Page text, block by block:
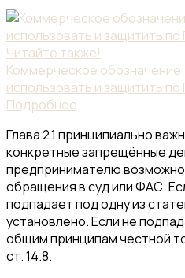
Читайте также!
Коммерческое обозначение:
использовать и защитить по
Подробнее
Глава 2.1 принципиально
конкретные запрещённые
предпринимателю
обращения в суд или ФАС.
подпадает под одну из
установлено. Если не
общим принципам честной
ст. 14.8.